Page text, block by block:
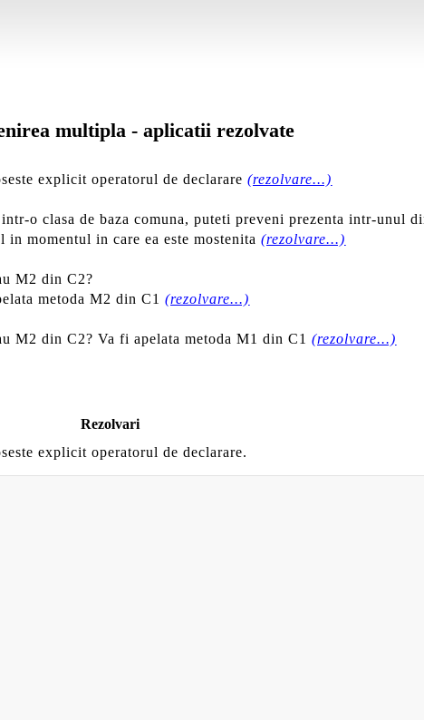
multipla - aplicatii rezolvate
explicit operatorul de declarare(rezolvare...)
o clasa de baza comuna, puteti preveni prezenta intr-unul
in momentul in care ea este mostenita(rezolvare...)
M2 din C2?
metoda M2 din C1(rezolvare...)
M2 din C2? Va fi apelata metoda M1 din C1(rezolvare...)
Rezolvari
explicit operatorul de declarare.